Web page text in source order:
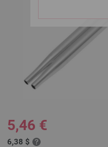
5,46 €
6,38 $